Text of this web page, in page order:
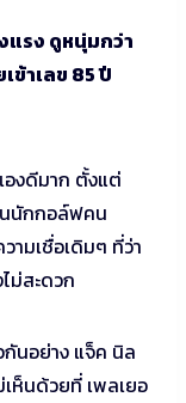
แรง ดูหนุ่มกว่า
าเลข 85 ปี
องดีมาก ตั้งแต่
นนักกอล์ฟคน
ามเชื่อเดิมๆ ที่ว่า
ม่สะดวก
กันอย่าง แจ็ค นิล
ห็นด้วยที่ เพลเยอ